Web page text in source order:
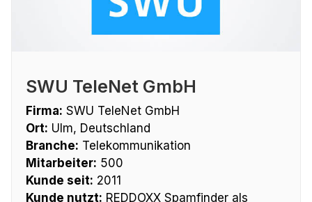
SWU TeleNet GmbH
Firma: SWU TeleNet GmbH
Ort: Ulm, Deutschland
Branche: Telekommunikation
Mitarbeiter: 500
Kunde seit: 2011
Kunde nutzt: REDDOXX Spamfinder als